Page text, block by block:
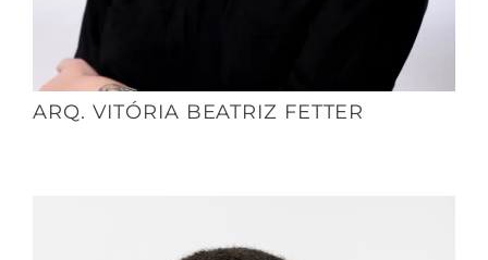
ARQ. VITÓRIA BEATRIZ FETTER